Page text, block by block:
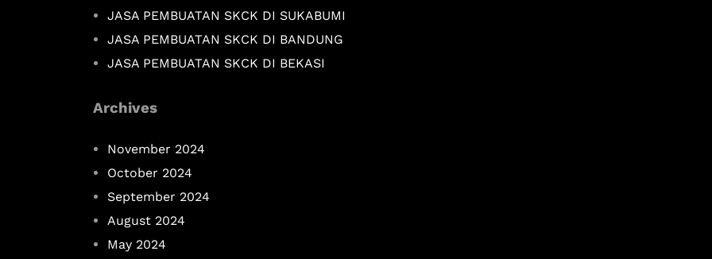
JASA PEMBUATAN SKCK DI SUKABUMI
JASA PEMBUATAN SKCK DI BANDUNG
JASA PEMBUATAN SKCK DI BEKASI
Archives
November 2024
October 2024
September 2024
August 2024
May 2024